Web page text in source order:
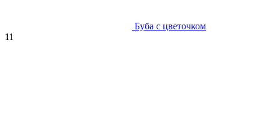
Буба с цветочком
11